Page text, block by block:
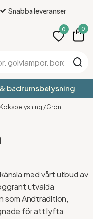
Snabba leveranser
0 0
& badrumsbelysning
Köksbelysning / Grön
med vårt utbud av
utvalda
som Andtradition,
för att lyfta